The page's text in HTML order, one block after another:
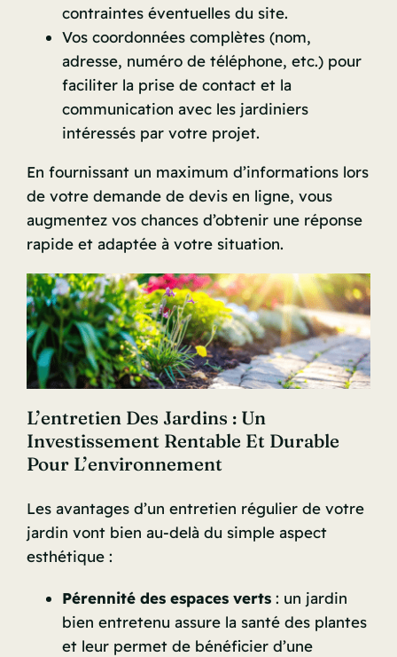
contraintes éventuelles du site.
Vos coordonnées complètes (nom,
adresse, numéro de téléphone, etc.) pour
faciliter la prise de contact et la
communication avec les jardiniers
intéressés par votre projet.
En fournissant un maximum d’informations lors
de votre demande de devis en ligne, vous
augmentez vos chances d’obtenir une réponse
rapide et adaptée à votre situation.
L’entretien Des Jardins : Un
Investissement Rentable Et Durable
Pour L’environnement
Les avantages d’un entretien régulier de votre
jardin vont bien au-delà du simple aspect
esthétique :
Pérennité des espaces verts: un jardin
bien entretenu assure la santé des plantes
et leur permet de bénéficier d’une